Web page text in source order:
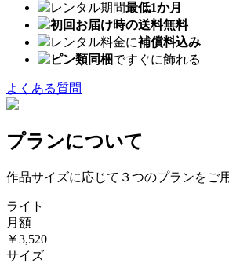
レンタル期間最低1か月
初回お届け時の送料無料
レンタル料金に補償料込み
ピン類同梱ですぐに飾れる
よくある質問
プランについて
作品サイズに応じて３つのプランをご
ライト
月額
￥3,520
サイズ